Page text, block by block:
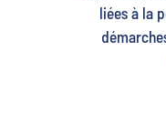
liées à la